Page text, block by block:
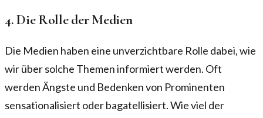
4. Die Rolle der Medien
Die Medien haben eine unverzichtbare Rolle dabei, wie
wir über solche Themen informiert werden. Oft
werden Ängste und Bedenken von Prominenten
sensationalisiert oder bagatellisiert. Wie viel der